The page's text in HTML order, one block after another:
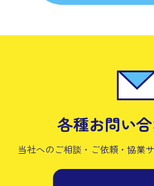
各種お問い
当社へのご相談・ご依頼・協業